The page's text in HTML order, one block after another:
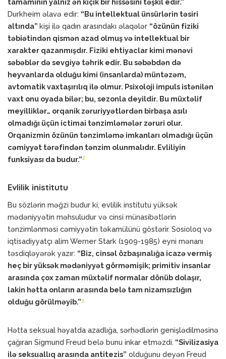
tamamının yalnız ən kiçik bir hissəsini təşkil edir.”
Durkheim əlavə edir: “Bu intellektual ünsürlərin təsiri
altında” kişi ilə qadın arasındakı əlaqələr “özünün fiziki
təbiətindən qismən azad olmuş və intellektual bir
xarakter qazanmışdır. Fiziki ehtiyaclar kimi mənəvi
səbəblər də sevgiyə təhrik edir. Bu səbəbdən də
heyvanlarda olduğu kimi (insanlarda) müntəzəm,
avtomatik vaxtaşırılıq ilə olmur. Psixoloji impuls istənilən
vaxt onu oyada bilər; bu, sezonla deyildir. Bu müxtəlif
meyilliklər… orqanik zəruriyyətlərdən birbaşa asılı
olmadığı üçün ictimai tənzimləmələr zəruri olur.
Orqanizmin özünün tənzimləmə imkanları olmadığı üçün
cəmiyyət tərəfindən tənzim olunmalıdır. Evliliyin
funksiyası da budur.”2
Evlilik inistitutu
Bu sözlərin məğzi budur ki, evlilik institutu yüksək
mədəniyyətin məhsuludur və cinsi münasibətlərin
tənzimlənməsi cəmiyyətin təkamülünü göstərir. Sosioloq və
iqtisadiyyatçı alim Werner Stark (1909-1985) eyni mənanı
təsdiqləyərək yazır: “Biz, cinsəl özbaşınalığa icazə vermiş
heç bir yüksək mədəniyyət görməmişik; primitiv insanlar
arasında çox zaman müxtəlif normalar dönüb dolaşır,
lakin hətta onların arasında belə tam nizamsızlığın
olduğu görülməyib.”3
Hətta seksual həyatda azadlığa, sərhədlərin genişlədilməsinə
çağıran Sigmund Freud belə bunu inkar etməzdi. “Sivilizasiya
ilə seksuallıq arasında antitezis” olduğunu deyən Freud